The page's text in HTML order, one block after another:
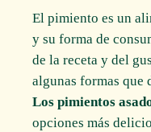
El pimiento es un
y su forma de
de la receta y del
algunas formas que
Los pimientos
opciones más